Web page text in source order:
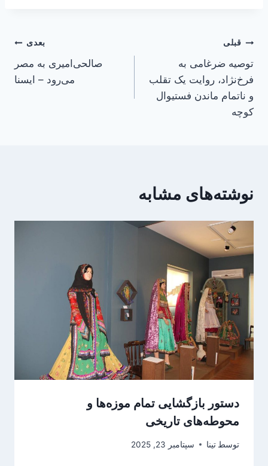
راهبری
نوشته
قبلی
توصیه ضرغامی به
فرخ‌نژاد، روایت یک تقلب
و ناتمام ماندن فستیوال
کوچه
بعدی
صالحی‌امیری به مصر
می‌رود – ایسنا
نوشته‌های مشابه
دستور بازگشایی تمام موزه‌ها و
محوطه‌های تاریخی
توسط تینا سپتامبر 23, 2025